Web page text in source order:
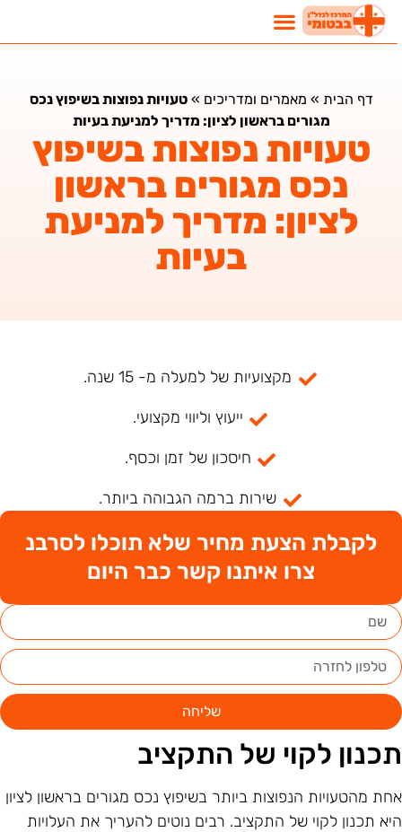
דף הבית»מאמרים ומדריכים»טעויות נפוצות בשיפוץ נכס
מגורים בראשון לציון: מדריך למניעת בעיות
טעויות נפוצות בשיפוץ
נכס מגורים בראשון
לציון: מדריך למניעת
בעיות
מקצועיות של למעלה מ- 15 שנה.
ייעוץ וליווי מקצועי.
חיסכון של זמן וכסף.
שירות ברמה הגבוהה ביותר.
לקבלת הצעת מחיר שלא תוכלו לסרבנ
צרו איתנו קשר כבר היום
שליחה
לקוי של התקציב
מהטעויות הנפוצות ביותר בשיפוץ נכס מגורים בראשון לציון
תכנון לקוי של התקציב. רבים נוטים להעריך את העלויות